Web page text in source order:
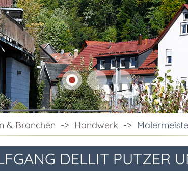
& Branchen -> Handwerk ->
DELLIT PUTZER